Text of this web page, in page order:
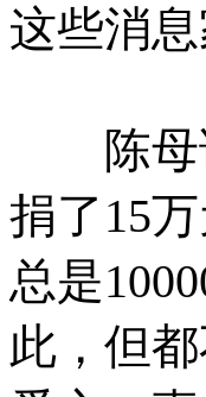
这些消
陈母说
捐了15
总是
此，但